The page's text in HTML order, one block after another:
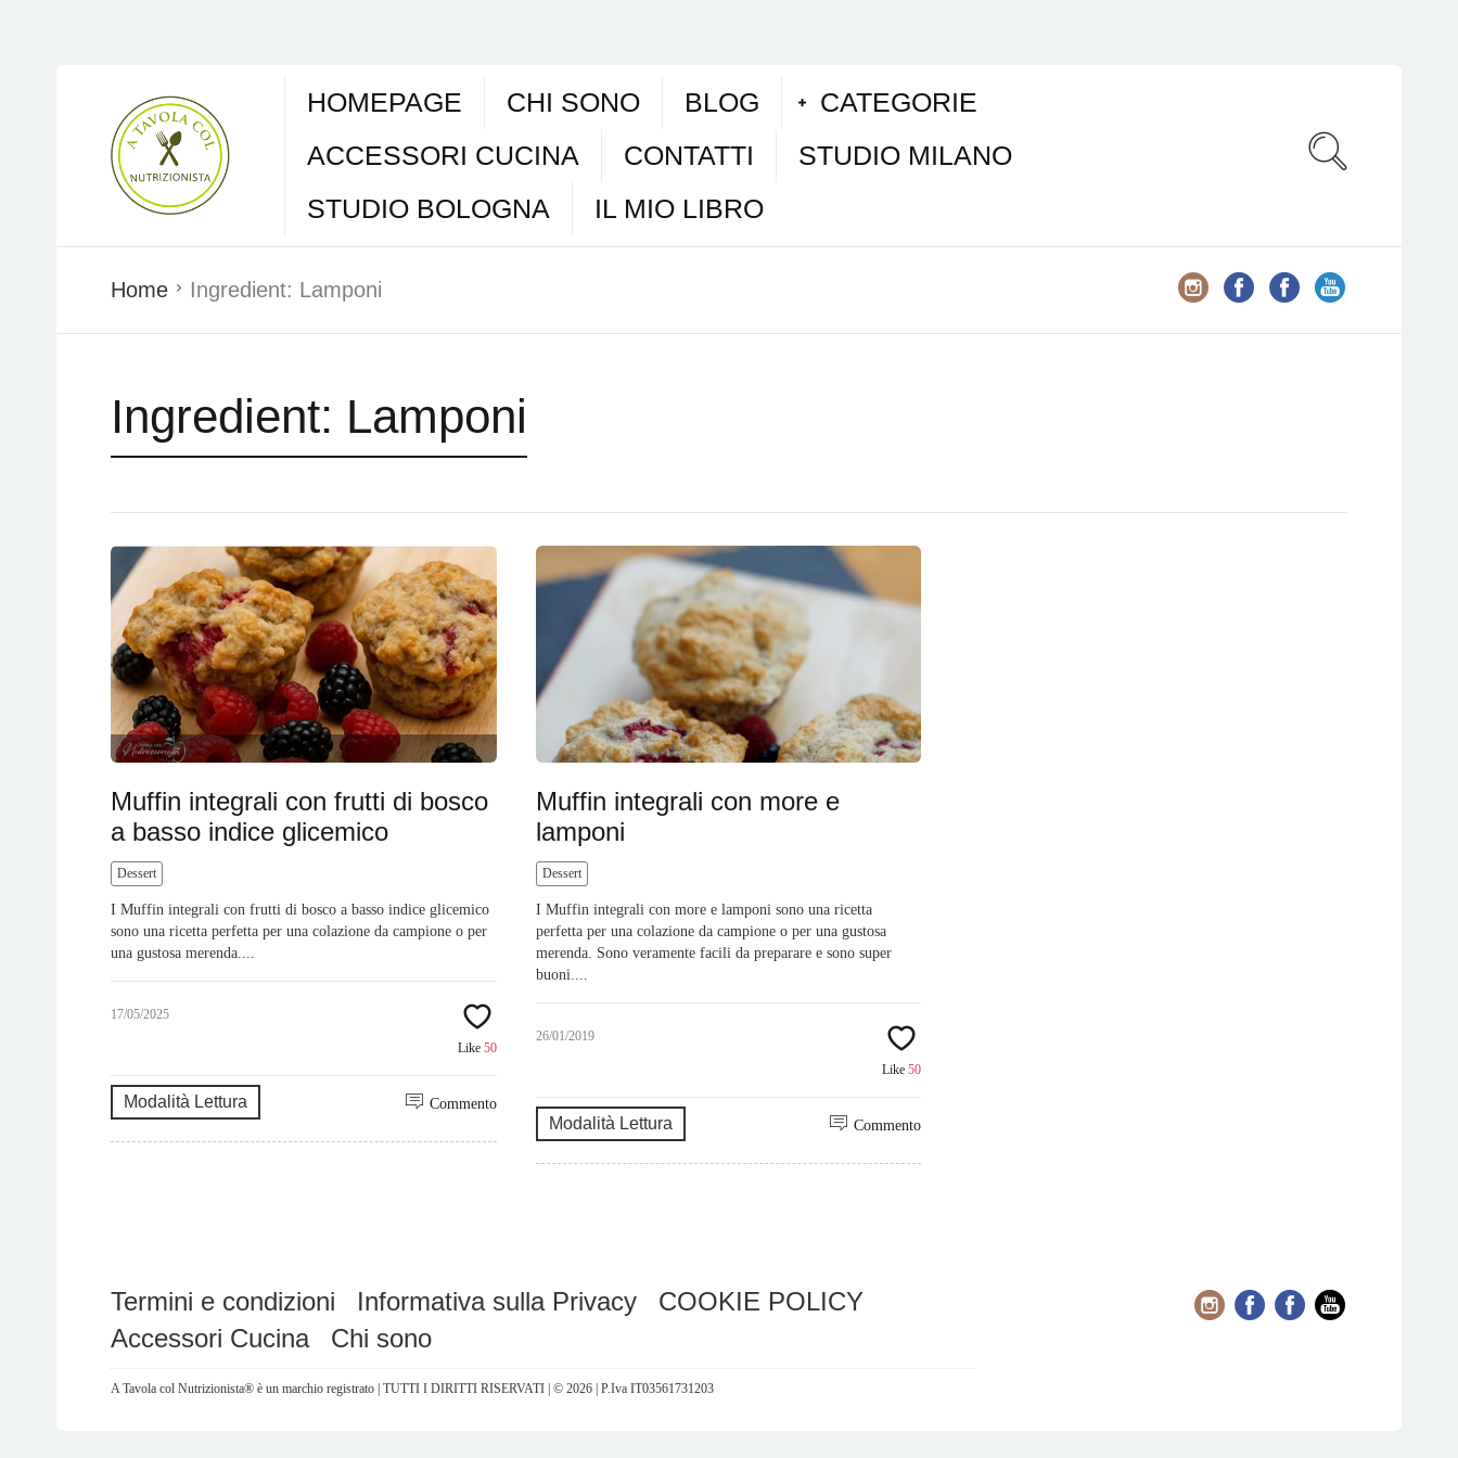
HOMEPAGE CHI SONO BLOG
CATEGORIE
ACCESSORI CUCINA
CONTATTI
STUDIO MILANO
STUDIO BOLOGNA
IL MIO LIBRO
Home Ingredient: Lamponi
Ingredient: Lamponi
Muffin integrali con frutti di bosco
a basso indice glicemico
Dessert
I Muffin integrali con frutti di bosco a basso indice glicemico
sono una ricetta perfetta per una colazione da campione o per
una gustosa merenda....
17/05/2025
Like 50
Modalità Lettura Commento
Muffin integrali con more e
lamponi
Dessert
I Muffin integrali con more e lamponi sono una ricetta
perfetta per una colazione da campione o per una gustosa
merenda. Sono veramente facili da preparare e sono super
buoni....
26/01/2019
Like50
Modalità Lettura Commento
Termini e condizioni Informativa sulla Privacy
COOKIE POLICY
Accessori Cucina
Chi sono
A Tavola col Nutrizionista® è un marchio registrato | TUTTI I DIRITTI RISERVATI | © 2026 | P.Iva IT03561731203